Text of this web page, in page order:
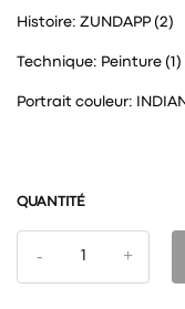
Histoire: ZUNDAPP (2)
Technique: Peinture (1)
Portrait couleur: INDIAN
QUANTITÉ